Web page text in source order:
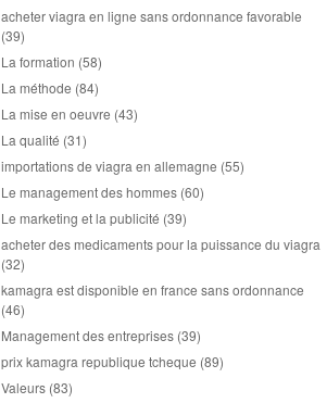
acheter viagra en ligne sans ordonnance favorable
(39)
La formation (58)
La méthode (84)
La mise en oeuvre (43)
La qualité (31)
importations de viagra en allemagne (55)
Le management des hommes (60)
Le marketing et la publicité (39)
acheter des medicaments pour la puissance du viagra
(32)
kamagra est disponible en france sans ordonnance
(46)
Management des entreprises (39)
prix kamagra republique tcheque (89)
Valeurs (83)